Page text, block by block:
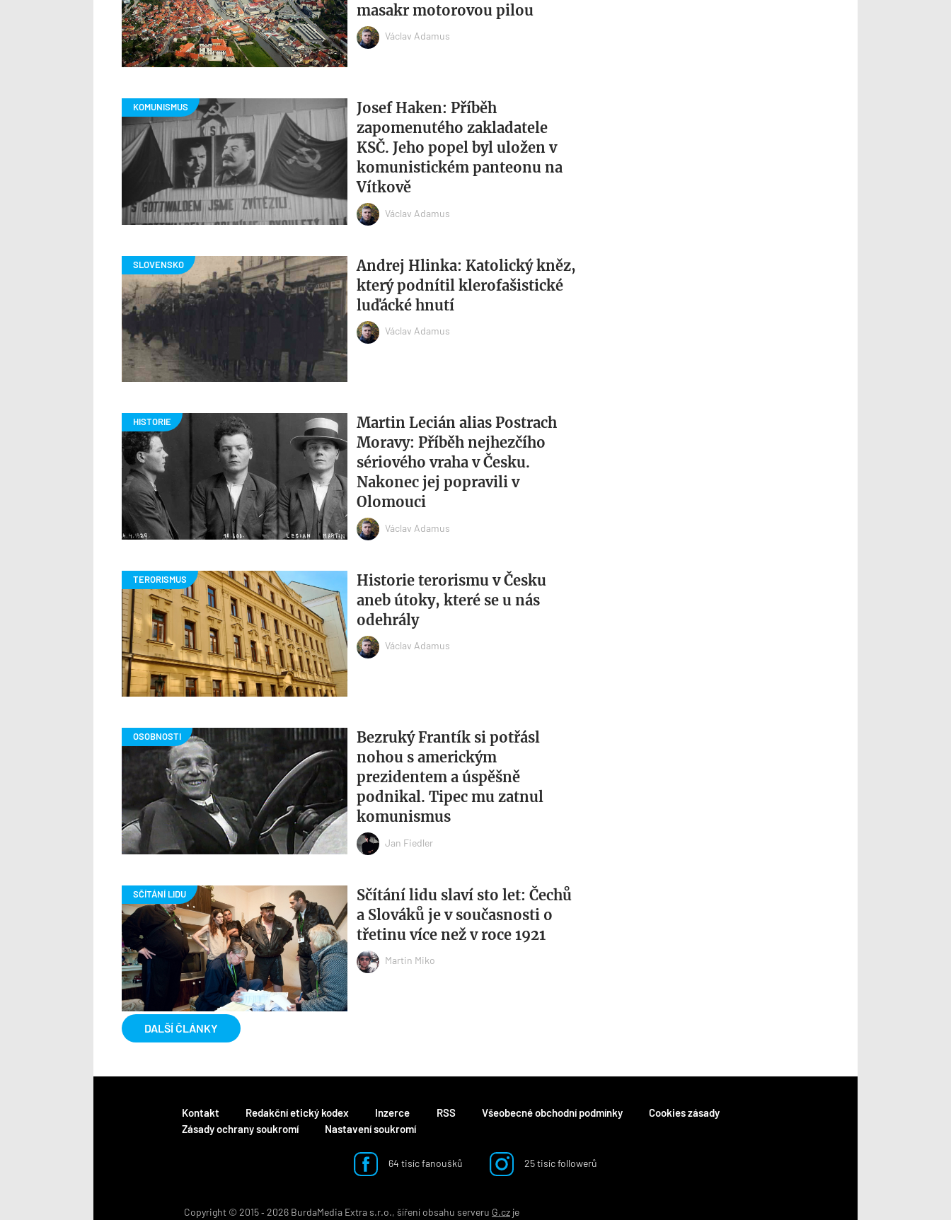
masakr motorovou pilou
Václav Adamus
Josef Haken: Příběh
zapomenutého zakladatele
KSČ. Jeho popel byl uložen v
komunistickém panteonu na
Vítkově
Václav Adamus
Andrej Hlinka: Katolický kněz,
který podnítil klerofašistické
luďácké hnutí
Václav Adamus
Martin Lecián alias Postrach
Moravy: Příběh nejhezčího
sériového vraha v Česku.
Nakonec jej popravili v
Olomouci
Václav Adamus
Historie terorismu v Česku
aneb útoky, které se u nás
odehrály
Václav Adamus
Bezruký Frantík si potřásl
nohou s americkým
prezidentem a úspěšně
podnikal. Tipec mu zatnul
komunismus
Jan Fiedler
Sčítání lidu slaví sto let: Čechů
a Slováků je v současnosti o
třetinu více než v roce 1921
Martin Miko
DALŠÍ ČLÁNKY
Kontakt Redakční etický kodex Inzerce RSS Všeobecné obchodní podmínky
Cookies zásady
Zásady ochrany soukromí
Nastavení soukromí
64 tisíc fanoušků 25 tisíc followerů
Copyright © 2015 ‐ 2026 BurdaMedia Extra s.r.o., šíření obsahu serveru G.cz je